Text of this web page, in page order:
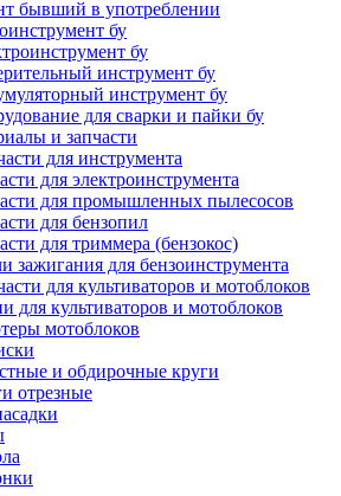
бывший в употреблении
бу
бу
инструмент бу
инструмент бу
для сварки и пайки бу
и запчасти
для инструмента
для электроинструмента
для промышленных пылесосов
для бензопил
для триммера (бензокос)
зажигания для бензоинструмента
для культиваторов и мотоблоков
для культиваторов и мотоблоков
мотоблоков
и обдирочные круги
отрезные